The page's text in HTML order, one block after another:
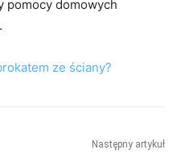
pomocy domowych
ze ściany?
Następny artykuł